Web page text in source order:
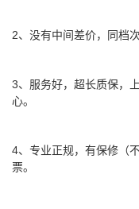
2、没有中间差价，同档
3、服务好，超长质保，
心。
4、专业正规，有保修（
票。